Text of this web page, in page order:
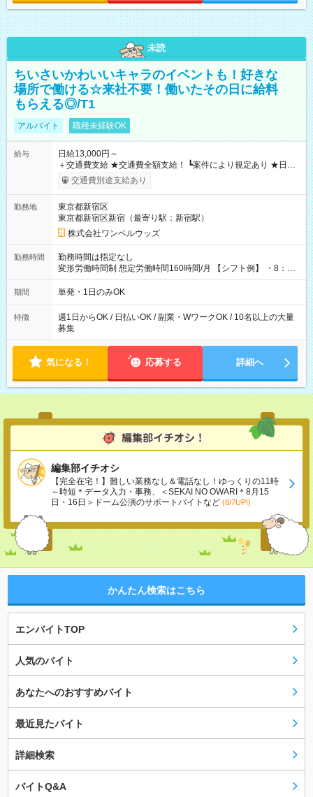
未読
ちいさいかわいいキャラのイベントも！好きな
場所で働ける☆来社不要！働いたその日に給料
もらえる◎/T1
アルバイト 職種未経験OK
給与
日給13,000円～
＋交通費支給 ★交通費全額支給！ ┗案件により規定あり ★日払
いOK！（規定あり） ┗働いたその日に現金GET♪ お仕事後はコ
ンビニATMから 日払い分を引き落とせます！ 【試用期間】試
交通費別途支給あり
勤務地
東京都新宿区
東京都新宿区新宿（最寄り駅：新宿駅）
株式会社ワンベルウッズ
勤務時間
勤務時間は指定なし
変形労働時間制 想定労働時間160時間/月 【シフト例】 ・8：00
～21：00
期間 単発・1日のみOK
特徴
週1日からOK / 日払いOK / 副業・WワークOK / 10名以上の大量
募集
気になる！ 応募する 詳細へ
編集部イチオシ
【完全在宅！】難しい業務なし＆電話なし！ゆっくりの11時
～時短＊データ入力・事務、＜SEKAI NO OWARI＊8月15
日・16日＞ドーム公演のサポートバイトなど (8/7UP!)
かんたん検索はこちら
エンバイトTOP
人気のバイト
あなたへのおすすめバイト
最近見たバイト
詳細検索
バイトQ&A